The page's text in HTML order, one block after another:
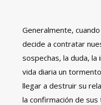
Generalmente,
decide a contratar
sospechas, la duda,
vida diaria un
llegar a destruir su
la confirmación de